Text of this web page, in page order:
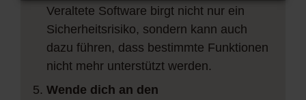
Veraltete Software birgt nicht nur ein
Sicherheitsrisiko, sondern kann auch
dazu führen, dass bestimmte Funktionen
nicht mehr unterstützt werden.
Wende dich an den